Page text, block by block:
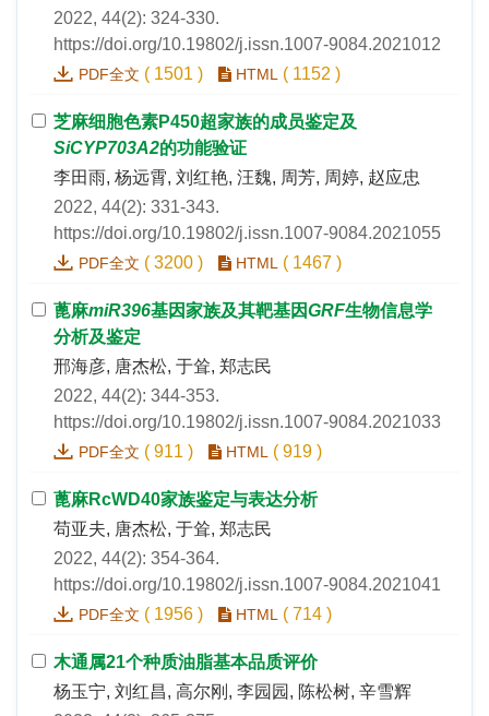
2022, 44(2): 324-330.
https://doi.org/10.19802/j.issn.1007-9084.2021012
PDF全文 ( 1501 ) HTML ( 1152 )
芝麻细胞色素P450超家族的成员鉴定及
SiCYP703A2的功能验证
李田雨, 杨远霄, 刘红艳, 汪魏, 周芳, 周婷, 赵应忠
2022, 44(2): 331-343.
https://doi.org/10.19802/j.issn.1007-9084.2021055
PDF全文 ( 3200 ) HTML ( 1467 )
蓖麻miR396基因家族及其靶基因GRF生物信息学
分析及鉴定
邢海彦, 唐杰松, 于耸, 郑志民
2022, 44(2): 344-353.
https://doi.org/10.19802/j.issn.1007-9084.2021033
PDF全文 ( 911 ) HTML ( 919 )
蓖麻RcWD40家族鉴定与表达分析
苟亚夫, 唐杰松, 于耸, 郑志民
2022, 44(2): 354-364.
https://doi.org/10.19802/j.issn.1007-9084.2021041
PDF全文 ( 1956 ) HTML ( 714 )
木通属21个种质油脂基本品质评价
杨玉宁, 刘红昌, 高尔刚, 李园园, 陈松树, 辛雪辉